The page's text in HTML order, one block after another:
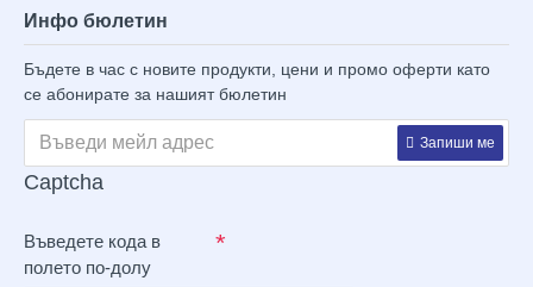
Инфо бюлетин
Бъдете в час с новите продукти, цени и промо оферти като
се абонирате за нашият бюлетин
Запиши ме
Captcha
Въведете кода в
полето по-долу